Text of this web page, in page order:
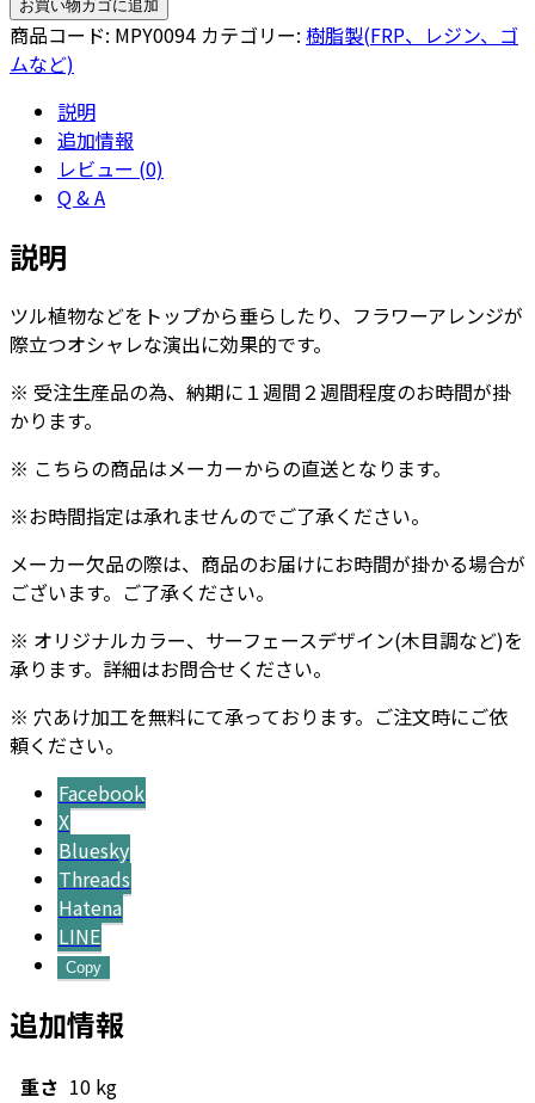
ル
シ
340
カ
ー
個
お買い物カゴに追加
商品コード: MPY0094 カテゴリー: 樹脂製(FRP、レジン、ゴ
ムなど)
説明
追加情報
レビュー (0)
Q & A
説明
ツル植物などをトップから垂らしたり、フラワーアレンジが
際立つオシャレな演出に効果的です。
※ 受注生産品の為、納期に１週間２週間程度のお時間が掛
かります。
※ こちらの商品はメーカーからの直送となります。
※お時間指定は承れませんのでご了承ください。
メーカー欠品の際は、商品のお届けにお時間が掛かる場合が
ございます。ご了承ください。
※ オリジナルカラー、サーフェースデザイン(木目調など)を
承ります。詳細はお問合せください。
※ 穴あけ加工を無料にて承っております。ご注文時にご依
頼ください。
Facebook
X
Bluesky
Threads
Hatena
LINE
Copy
追加情報
重さ 10 kg